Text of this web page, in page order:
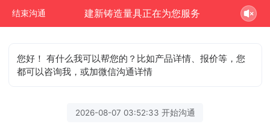
结束沟通 建新铸造量具正在为您服务
您好！ 有什么我可以帮您的？比如产品详情、报价等，您
都可以咨询我，或加微信沟通详情
2026-08-07 03:52:33 开始沟通